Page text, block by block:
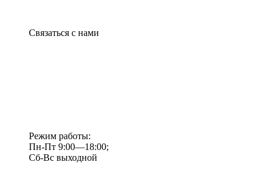
Связаться с нами
Режим работы:
Пн-Пт 9:00—18:00;
Сб-Вс выходной